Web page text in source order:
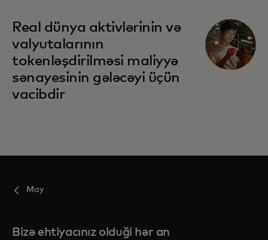
Real dünya aktivlərinin və
valyutalarının
tokenləşdirilməsi maliyyə
sənayesinin gələcəyi üçün
vacibdir
May
Bizə ehtiyacınız olduği hər an